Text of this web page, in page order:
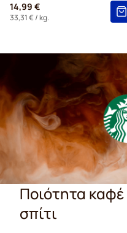
14,99 €
33,31 €/ kg.
Ποιότητα
σπίτι